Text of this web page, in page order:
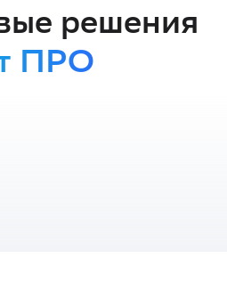
решения
ПРО